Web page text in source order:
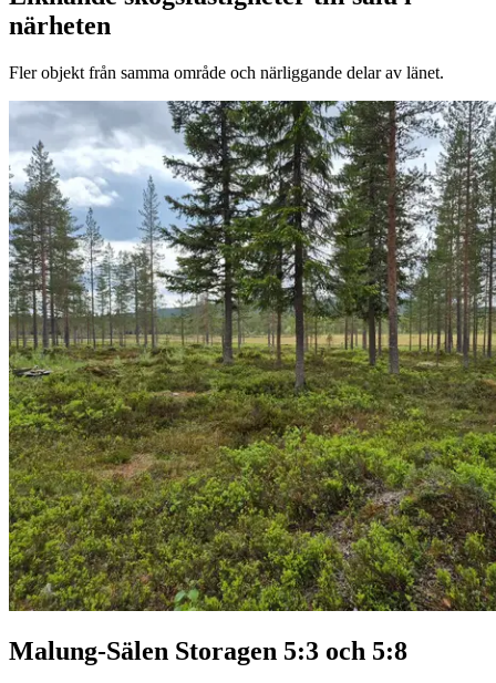
närheten
Fler objekt från samma område och närliggande delar av länet.
Malung-Sälen Storagen 5:3 och 5:8